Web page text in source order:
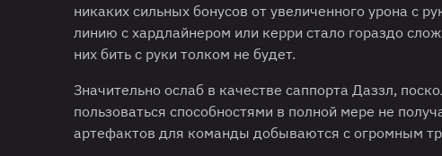
никаких сильных бонусов от увеличенного урона с
линию с хардлайнером или керри стало гораздо
них бить с руки толком не будет.
Значительно ослаб в качестве саппорта Даззл,
пользоваться способностями в полной мере не
артефактов для команды добываются с огромным